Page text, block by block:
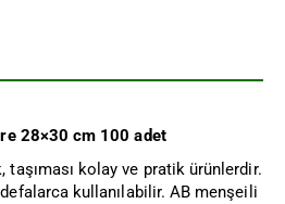
28×30 cm 100 adet
taşıması kolay ve pratik ürünlerdir.
kullanılabilir. AB menşeili